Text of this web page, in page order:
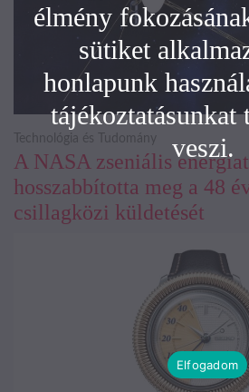
A NASA zseniális
hosszabbította meg a 48
csillagközi küldetését
Technológia és Tudomány
élmény
sütiket
honlapunk
tájékoztatásunkat
veszi.
Elfogadom